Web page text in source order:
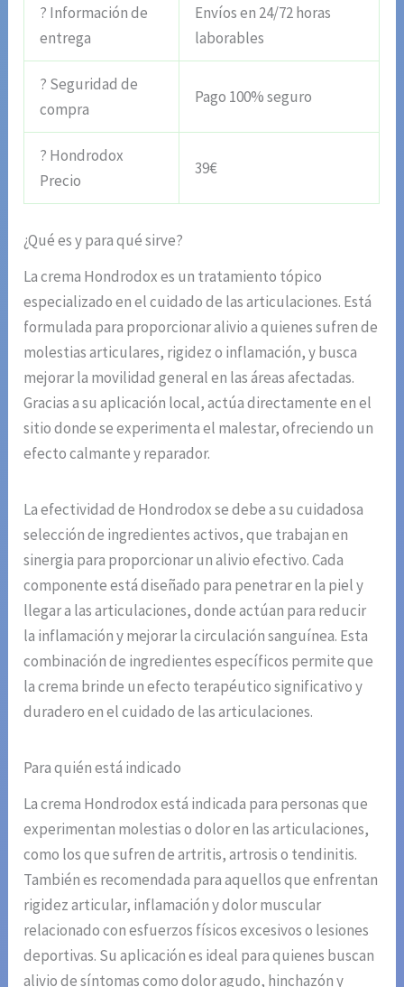
? Información de
entrega
Envíos en 24/72 horas
laborables
? Seguridad de
compra
Pago 100% seguro
? Hondrodox
Precio
39€
¿Qué es y para qué sirve?
La crema Hondrodox es un tratamiento tópico
especializado en el cuidado de las articulaciones. Está
formulada para proporcionar alivio a quienes sufren de
molestias articulares, rigidez o inflamación, y busca
mejorar la movilidad general en las áreas afectadas.
Gracias a su aplicación local, actúa directamente en el
sitio donde se experimenta el malestar, ofreciendo un
efecto calmante y reparador.
La efectividad de Hondrodox se debe a su cuidadosa
selección de ingredientes activos, que trabajan en
sinergia para proporcionar un alivio efectivo. Cada
componente está diseñado para penetrar en la piel y
llegar a las articulaciones, donde actúan para reducir
la inflamación y mejorar la circulación sanguínea. Esta
combinación de ingredientes específicos permite que
la crema brinde un efecto terapéutico significativo y
duradero en el cuidado de las articulaciones.
Para quién está indicado
La crema Hondrodox está indicada para personas que
experimentan molestias o dolor en las articulaciones,
como los que sufren de artritis, artrosis o tendinitis.
También es recomendada para aquellos que enfrentan
rigidez articular, inflamación y dolor muscular
relacionado con esfuerzos físicos excesivos o lesiones
deportivas. Su aplicación es ideal para quienes buscan
alivio de síntomas como dolor agudo, hinchazón y